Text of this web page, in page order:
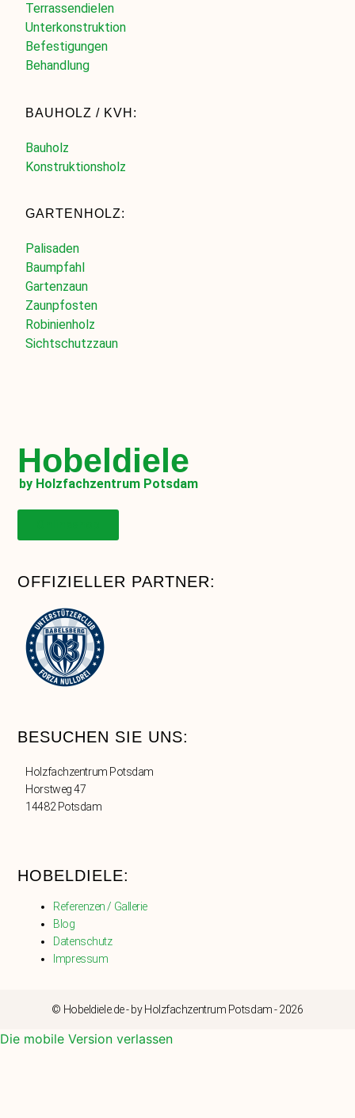
Terrassendielen
Unterkonstruktion
Befestigungen
Behandlung
BAUHOLZ / KVH:
Bauholz
Konstruktionsholz
GARTENHOLZ:
Palisaden
Baumpfahl
Gartenzaun
Zaunpfosten
Robinienholz
Sichtschutzzaun
Hobeldiele
by Holzfachzentrum Potsdam
OFFIZIELLER PARTNER:
BESUCHEN SIE UNS:
Holzfachzentrum Potsdam
Horstweg 47
14482 Potsdam
HOBELDIELE:
Referenzen / Gallerie
Blog
Datenschutz
Impressum
© Hobeldiele.de - by Holzfachzentrum Potsdam - 2026
Die mobile Version verlassen